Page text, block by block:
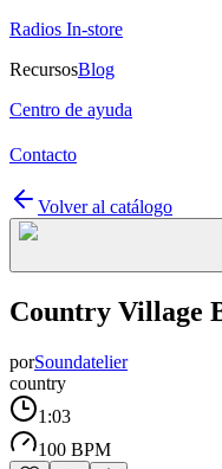
Radios In-store
RecursosBlog
Centro de ayuda
Contacto
Volver al catálogo
Country Village
porSoundatelier
country
1:03
100 BPM